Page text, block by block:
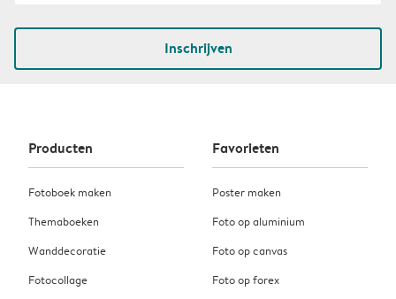
Inschrijven
Producten
Fotoboek maken
Themaboeken
Wanddecoratie
Fotocollage
Favorieten
Poster maken
Foto op aluminium
Foto op canvas
Foto op forex